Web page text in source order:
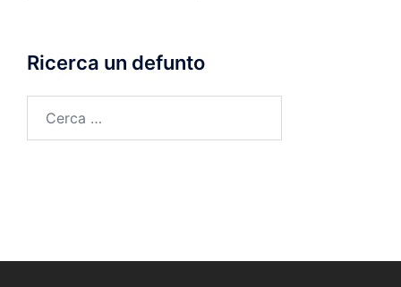
Ricerca un defunto